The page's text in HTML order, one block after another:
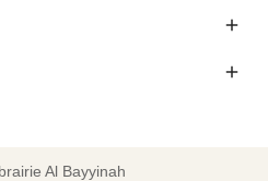


Al Bayyinah